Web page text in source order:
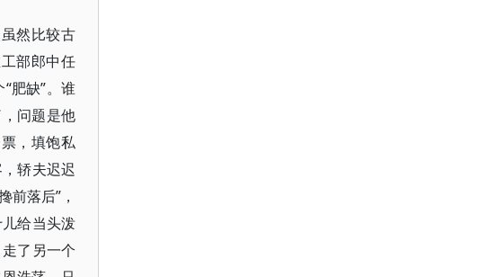
然比较古
部郎中任
肥缺”。谁
问题是他
，填饱私
轿夫迟迟
前落后”，
给当头泼
了另一个